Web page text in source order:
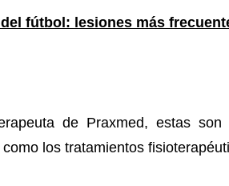
fútbol: lesiones más
de Praxmed, estas
los tratamientos